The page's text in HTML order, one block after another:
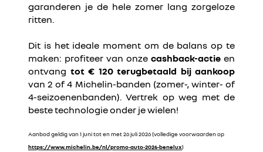
garanderen je de hele zomer lang zorgeloze
ritten.
Dit is het ideale moment om de balans op te
maken: profiteer van onze cashback-actie en
ontvang tot € 120 terugbetaald bij aankoop
van 2 of 4 Michelin-banden (zomer-, winter- of
4-seizoenenbanden). Vertrek op weg met de
beste technologie onder je wielen!
Aanbod geldig van 1 juni tot en met 26 juli 2026 (volledige voorwaarden op
https://www.michelin.be/nl/promo-auto-2026-benelux)